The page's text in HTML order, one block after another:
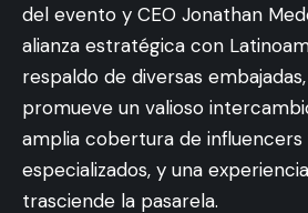
del evento y CEO Jonathan
alianza estratégica con
respaldo de diversas
promueve un valioso
amplia cobertura de influencers
especializados, y una
trasciende la pasarela.